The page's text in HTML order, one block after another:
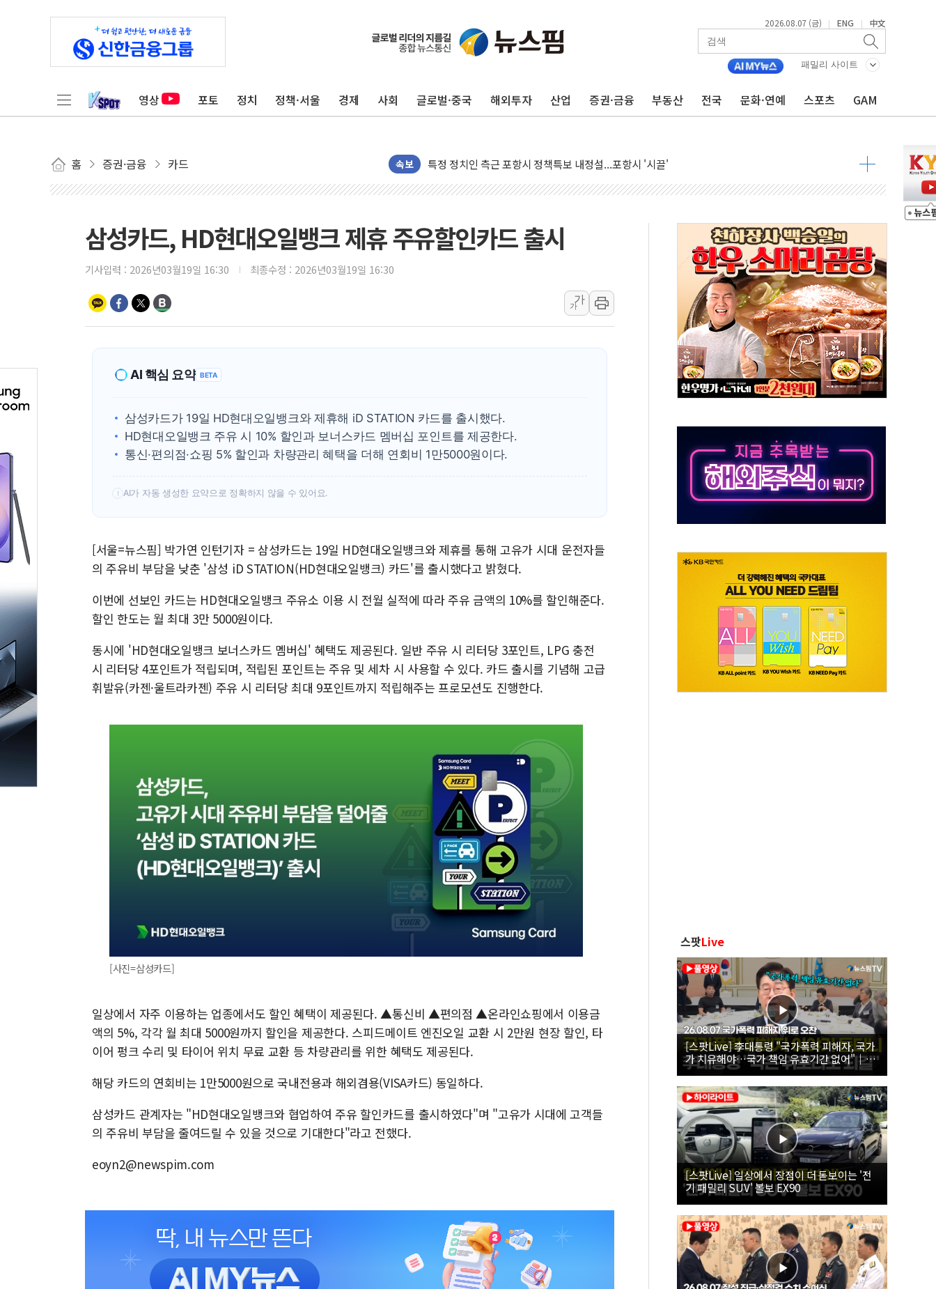
2026.08.07 (금) | ENG | 中文
패밀리 사이트
영상 포토 정치 정책·서울 경제 사회 글로벌·중국 해외투자 산업 증권·금융 부동산 전국 문화·연예 스포츠 GAM
홈 증권·금융 카드 속보
[종합] 美 7월 고용 2만3000명 감소 '쇼크'…9월 금리 인상 기대 후퇴
뉴욕증시 개장 전 특징주...아틀라시안·클라우드플레어·태양광주↑ VS 트레이드데스크·웬디스↓
보훈부, 미 DPAA와 MOU… "6·25 미군 실종자 7359명 끝까지 찾겠다"
특정 정치인 측근 포항시 정책특보 내정설...포항시 '시끌'
李 대통령, '6시간 마라톤 부동산 2차 회의' 주재… "전폭적 공급 확대·속도전 총력"
[사진] 빈살만과 에르도안의 만남
이란와이어 "이란 최고지도자 위독…곧 사망해도 놀랍지 않아"
남동발전, 해남군에 국내 최대 규모 400MW 태양광 착공…여의도 1.6배 규모
[인도증시] 중동 불안 속 유가 상승에 소폭 하락...금융주 낙폭 커
황희 '폐버스 청년주택' SNS 글 역풍에 "정부정책 아냐" 해명
폭염 누그러지고 가뭄 숙지나...경북동해안권 8~9일 최대 100mm 호우
사우디·튀르키예·파키스탄, '공동방위협정' 체결… 수니파 국가들의 새 안보 협력 구도
신길동 신축도 3.3㎡당 7250만원…써밋 클라비온 59㎡ 18억원대
[AI 부동산 투데이] 특공 전략도 '극과 극'…생애최초만 경쟁 치열
[코인시황] 비트코인 6만4000달러대 횡보…고래·ETF 매수에도 고유가·금리·입법 지연 '삼중 부담'
삼성카드, HD현대오일뱅크 제휴 주유할인카드 출시
기사입력 : 2026년03월19일 16:30 최종수정 : 2026년03월19일 16:30
가
가
AI 핵심 요약 BETA
삼성카드가 19일 HD현대오일뱅크와 제휴해 iD STATION 카드를 출시했다.
HD현대오일뱅크 주유 시 10% 할인과 보너스카드 멤버십 포인트를 제공한다.
통신·편의점·쇼핑 5% 할인과 차량관리 혜택을 더해 연회비 1만5000원이다.
! AI가 자동 생성한 요약으로 정확하지 않을 수 있어요.
[서울=뉴스핌] 박가연 인턴기자 = 삼성카드는 19일 HD현대오일뱅크와 제휴를 통해 고유가 시대 운전자들
의 주유비 부담을 낮춘 '삼성 iD STATION(HD현대오일뱅크) 카드'를 출시했다고 밝혔다.
이번에 선보인 카드는 HD현대오일뱅크 주유소 이용 시 전월 실적에 따라 주유 금액의 10%를 할인해준다.
할인 한도는 월 최대 3만 5000원이다.
동시에 'HD현대오일뱅크 보너스카드 멤버십' 혜택도 제공된다. 일반 주유 시 리터당 3포인트, LPG 충전
시 리터당 4포인트가 적립되며, 적립된 포인트는 주유 및 세차 시 사용할 수 있다. 카드 출시를 기념해 고급
휘발유(카젠·울트라카젠) 주유 시 리터당 최대 9포인트까지 적립해주는 프로모션도 진행한다.
[사진=삼성카드]
일상에서 자주 이용하는 업종에서도 할인 혜택이 제공된다. ▲통신비 ▲편의점 ▲온라인쇼핑에서 이용금
액의 5%, 각각 월 최대 5000원까지 할인을 제공한다. 스피드메이트 엔진오일 교환 시 2만원 현장 할인, 타
이어 펑크 수리 및 타이어 위치 무료 교환 등 차량관리를 위한 혜택도 제공된다.
해당 카드의 연회비는 1만5000원으로 국내전용과 해외겸용(VISA카드) 동일하다.
삼성카드 관계자는 "HD현대오일뱅크와 협업하여 주유 할인카드를 출시하였다"며 "고유가 시대에 고객들
의 주유비 부담을 줄여드릴 수 있을 것으로 기대한다"라고 전했다.
eoyn2@newspim.com
스팟Live
[스팟Live] 李대통령 "국가폭력 피해자, 국가
가 치유해야…국가 책임 유효기간 없어"｜
26.08.07 국가폭력 피해자 위로 오찬
[스팟Live] 일상에서 장점이 더 돋보이는 '전
기 패밀리 SUV' 볼보 EX90